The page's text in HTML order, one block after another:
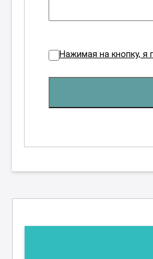
Нажимая на кнопку, я